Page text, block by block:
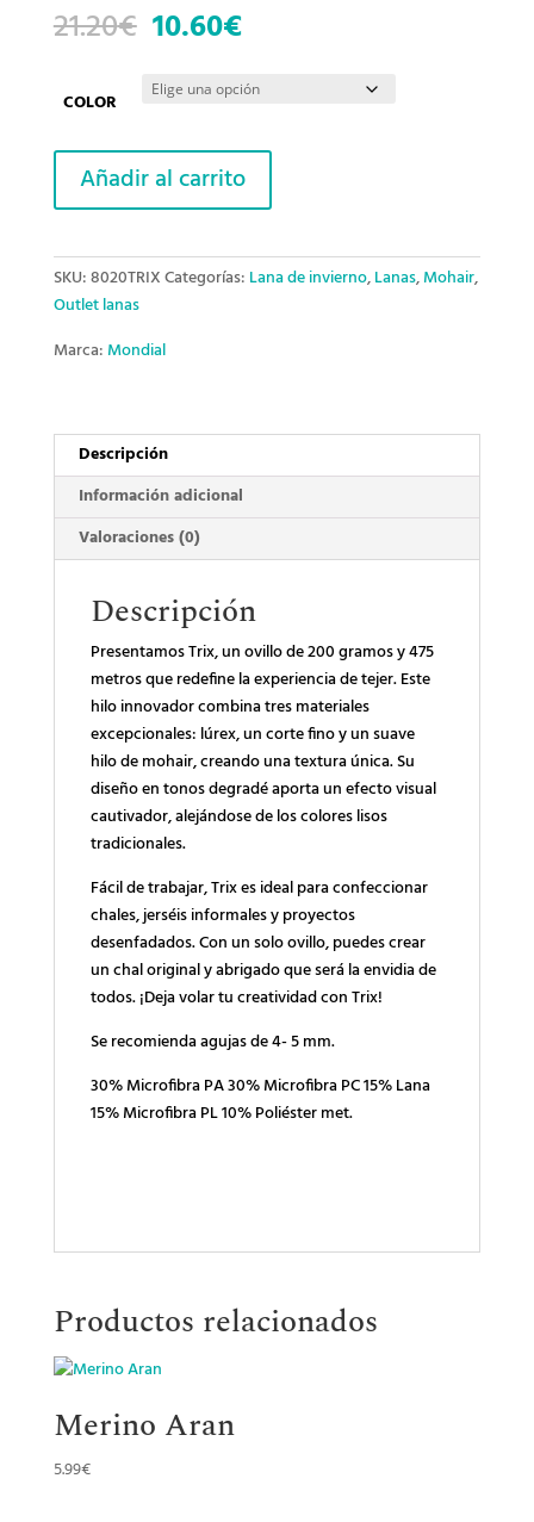
21.20€ El
original
era:
10.60€El
actual
es:
COLOR
Trix
cantidad
Añadir al carrito
SKU:8020TRIXCategorías: Lana de invierno,Lanas,Mohair,
Outlet lanas
Marca: Mondial
Descripción
Información adicional
Valoraciones (0)
Descripción
Presentamos Trix, un ovillo de 200 gramos y 475
metros que redefine la experiencia de tejer. Este
hilo innovador combina tres materiales
excepcionales: lúrex, un corte fino y un suave
hilo de mohair, creando una textura única. Su
diseño en tonos degradé aporta un efecto visual
cautivador, alejándose de los colores lisos
tradicionales.
Fácil de trabajar, Trix es ideal para confeccionar
chales, jerséis informales y proyectos
desenfadados. Con un solo ovillo, puedes crear
un chal original y abrigado que será la envidia de
todos. ¡Deja volar tu creatividad con Trix!
Se recomienda agujas de 4- 5 mm.
30% Microfibra PA 30% Microfibra PC 15% Lana
15% Microfibra PL 10% Poliéster met.
Productos relacionados
Merino Aran
5.99€